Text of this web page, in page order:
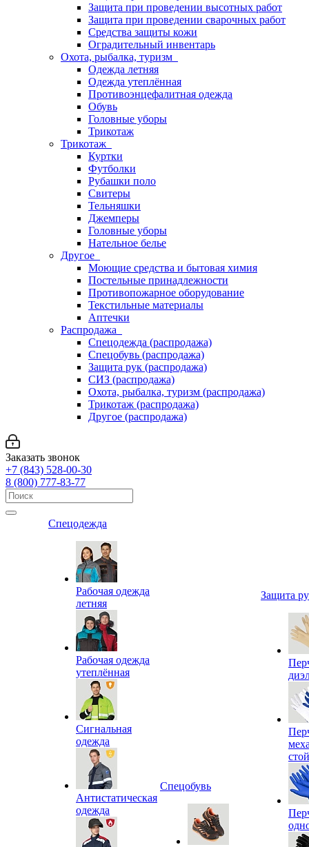
Защита при проведении высотных работ
Защита при проведении сварочных работ
Средства защиты кожи
Оградительный инвентарь
Охота, рыбалка, туризм
Одежда летняя
Одежда утеплённая
Противоэнцефалитная одежда
Обувь
Головные уборы
Трикотаж
Трикотаж
Куртки
Футболки
Рубашки поло
Свитеры
Тельняшки
Джемперы
Головные уборы
Нательное белье
Другое
Моющие средства и бытовая химия
Постельные принадлежности
Противопожарное оборудование
Текстильные материалы
Аптечки
Распродажа
Спецодежда (распродажа)
Спецобувь (распродажа)
Защита рук (распродажа)
СИЗ (распродажа)
Охота, рыбалка, туризм (распродажа)
Трикотаж (распродажа)
Другое (распродажа)
Заказать звонок
+7 (843) 528-00-30
8 (800) 777-83-77
Спецодежда
Рабочая одежда
летняя
Рабочая одежда
утеплённая
Сигнальная
одежда
Антистатическая
одежда
Спецобувь
Защита